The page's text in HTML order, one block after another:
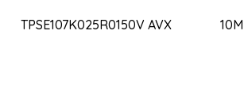
TPSE107K025R0150V AVX